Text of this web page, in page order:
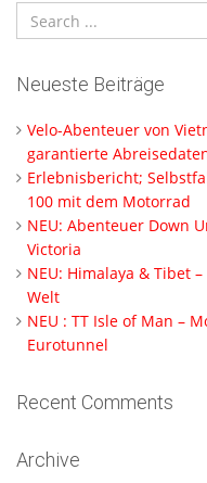
Neueste Beiträge
Velo-Abenteuer von
garantierte
Erlebnisbericht;
100 mit dem Motorrad
NEU: Abenteuer Down
Victoria
NEU: Himalaya & Tibet
Welt
NEU : TT Isle of Man –
Eurotunnel
Recent Comments
Archive